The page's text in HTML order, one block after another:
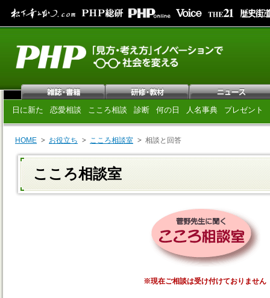
日に新た 恋愛相談 こころ相談 診断 何の日 人名事典 プレゼント
HOME お役立ち こころ相談室 相談と回答
こころ相談室
※現在ご相談は受け付けておりません